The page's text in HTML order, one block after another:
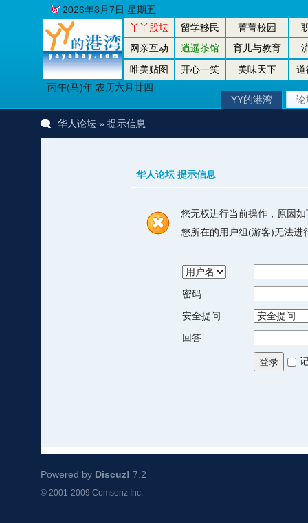
丫丫股坛 留学移民 菁菁校园
网亲互动
逍遥茶馆 育儿与教育
唯美贴图
开心一笑 美味天下
道
丙午(马)年 农历六月廿四
2026年8月7日 星期五
YY的港湾 论
华人论坛» 提示信息
华人论坛 提示信息
您无权进行当前操作，原因如
您所在的用户组(游客)无法进
密码
安全提问
回答
登录
Powered by Discuz! 7.2
© 2001-2009 Comsenz Inc.